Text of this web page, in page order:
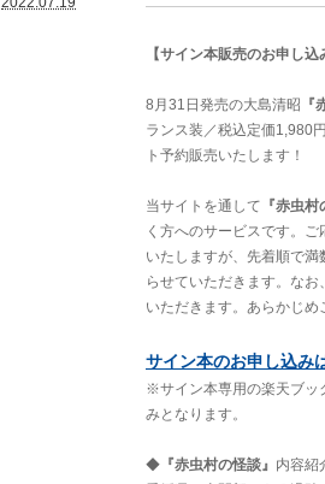
【サイン本販売のお申し込
8月31日発売の大島清昭 『
ランス装／税込定価1,980
ト予約販売いたします！
当サイトを通して 『赤虫村
く方へのサービスです。
いたしますが、先着順で
らせていただきます。な
いただきます。あらかじめ
サイン本のお申し込み
※サイン本専用の楽天ブッ
みとなります。
◆ 『赤虫村の怪談』 内容